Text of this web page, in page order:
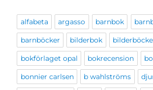
alfabeta argasso barnbok
barnböcker bilderbok
bokförlaget opal bokrecension
bonnier carlsen b wahlströms